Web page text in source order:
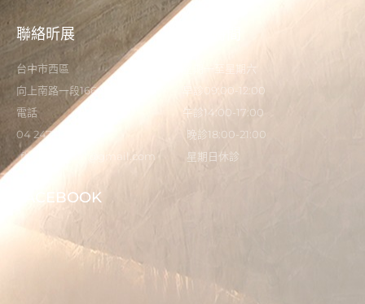
聯絡昕展
台中市西區
向上南路一段166-5號
電話
04 2473 0325
flystardental@gmail.com
星期一至星期六
早診09:00-12:00
午診14:00-17:00
晚診18:00-21:00
星期日休診
FACEBOOK